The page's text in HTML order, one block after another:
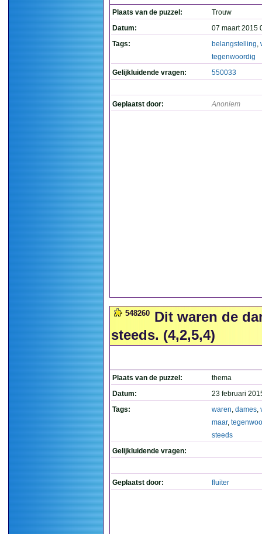
Plaats van de puzzel:
Trouw
Datum:
07 maart 2015
Tags:
belangstelling,
tegenwoordig
Gelijkluidende vragen:
550033
Geplaatst door: Anoniem
548260 Dit waren de
steeds. (4,2,5,4)
Plaats van de puzzel:
thema
Datum:
23 februari
Tags:
waren, dames,
maar,
steeds
Gelijkluidende vragen:
Geplaatst door: fluiter